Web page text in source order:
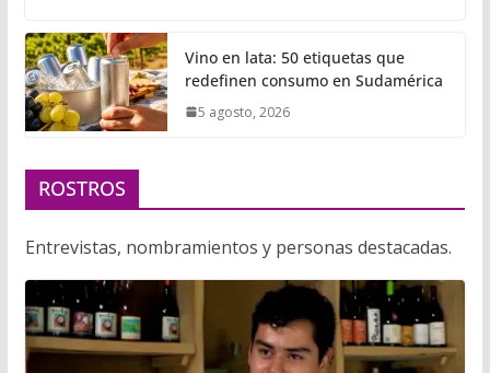
Vino en lata: 50 etiquetas que
redefinen consumo en Sudamérica
5 agosto, 2026
ROSTROS
Entrevistas, nombramientos y personas destacadas.